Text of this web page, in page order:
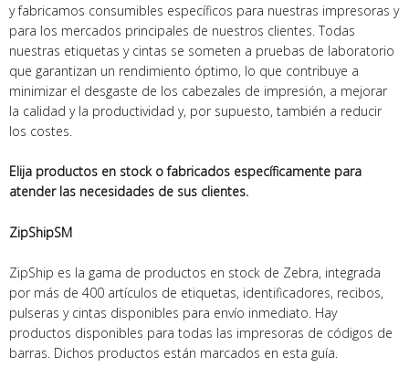
y fabricamos consumibles específicos para nuestras impresoras y
para los mercados principales de nuestros clientes. Todas
nuestras etiquetas y cintas se someten a pruebas de laboratorio
que garantizan un rendimiento óptimo, lo que contribuye a
minimizar el desgaste de los cabezales de impresión, a mejorar
la calidad y la productividad y, por supuesto, también a reducir
los costes.
Elija productos en stock o fabricados específicamente para
atender las necesidades de sus clientes.
ZipShipSM
ZipShip es la gama de productos en stock de Zebra, integrada
por más de 400 artículos de etiquetas, identificadores, recibos,
pulseras y cintas disponibles para envío inmediato. Hay
productos disponibles para todas las impresoras de códigos de
barras. Dichos productos están marcados en esta guía.